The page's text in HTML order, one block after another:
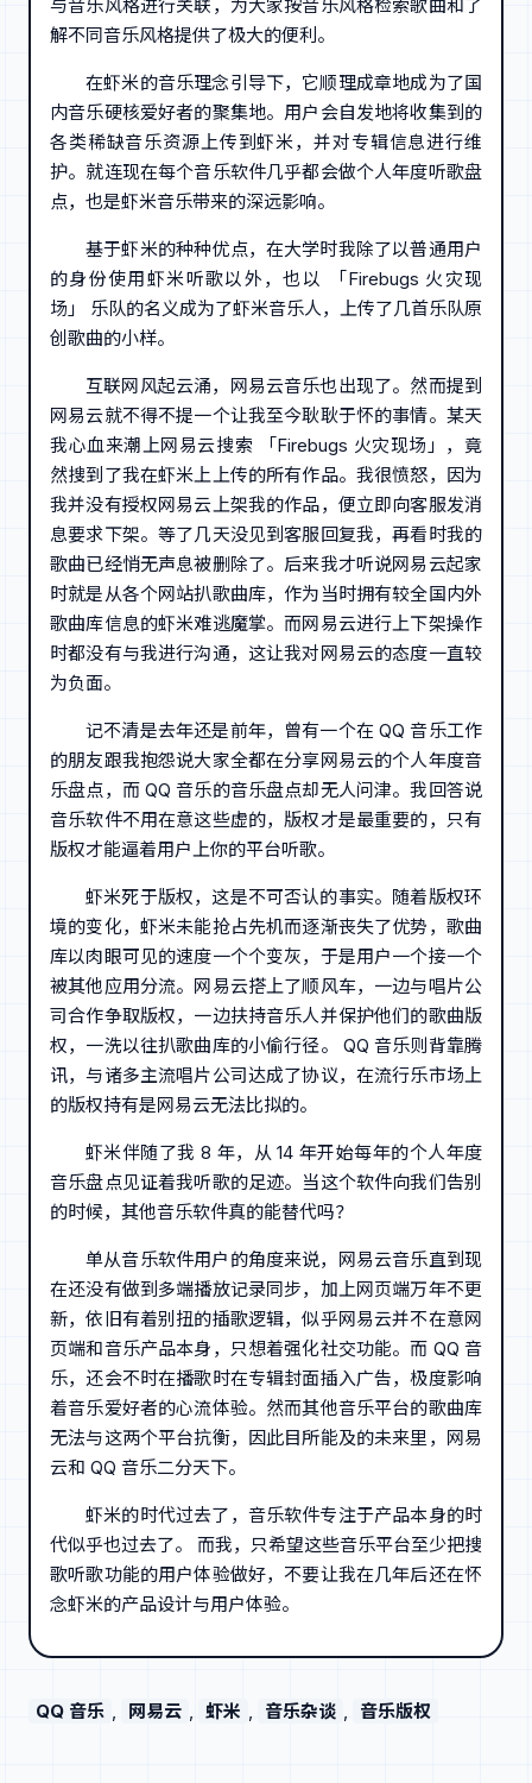
与音乐风格进行关联，为大家按音乐风格检索歌曲和了
解不同音乐风格提供了极大的便利。
在虾米的音乐理念引导下，它顺理成章地成为了国
内音乐硬核爱好者的聚集地。用户会自发地将收集到的
各类稀缺音乐资源上传到虾米，并对专辑信息进行维
护。就连现在每个音乐软件几乎都会做个人年度听歌盘
点，也是虾米音乐带来的深远影响。
基于虾米的种种优点，在大学时我除了以普通用户
的身份使用虾米听歌以外，也以 「Firebugs 火灾现
场」 乐队的名义成为了虾米音乐人，上传了几首乐队原
创歌曲的小样。
互联网风起云涌，网易云音乐也出现了。然而提到
网易云就不得不提一个让我至今耿耿于怀的事情。某天
我心血来潮上网易云搜索 「Firebugs 火灾现场」，竟
然搜到了我在虾米上上传的所有作品。我很愤怒，因为
我并没有授权网易云上架我的作品，便立即向客服发消
息要求下架。等了几天没见到客服回复我，再看时我的
歌曲已经悄无声息被删除了。后来我才听说网易云起家
时就是从各个网站扒歌曲库，作为当时拥有较全国内外
歌曲库信息的虾米难逃魔掌。而网易云进行上下架操作
时都没有与我进行沟通，这让我对网易云的态度一直较
为负面。
记不清是去年还是前年，曾有一个在 QQ 音乐工作
的朋友跟我抱怨说大家全都在分享网易云的个人年度音
乐盘点，而 QQ 音乐的音乐盘点却无人问津。我回答说
音乐软件不用在意这些虚的，版权才是最重要的，只有
版权才能逼着用户上你的平台听歌。
虾米死于版权，这是不可否认的事实。随着版权环
境的变化，虾米未能抢占先机而逐渐丧失了优势，歌曲
库以肉眼可见的速度一个个变灰，于是用户一个接一个
被其他应用分流。网易云搭上了顺风车，一边与唱片公
司合作争取版权，一边扶持音乐人并保护他们的歌曲版
权，一洗以往扒歌曲库的小偷行径。 QQ 音乐则背靠腾
讯，与诸多主流唱片公司达成了协议，在流行乐市场上
的版权持有是网易云无法比拟的。
虾米伴随了我 8 年，从 14 年开始每年的个人年度
音乐盘点见证着我听歌的足迹。当这个软件向我们告别
的时候，其他音乐软件真的能替代吗？
单从音乐软件用户的角度来说，网易云音乐直到现
在还没有做到多端播放记录同步，加上网页端万年不更
新，依旧有着别扭的插歌逻辑，似乎网易云并不在意网
页端和音乐产品本身，只想着强化社交功能。而 QQ 音
乐，还会不时在播歌时在专辑封面插入广告，极度影响
着音乐爱好者的心流体验。然而其他音乐平台的歌曲库
无法与这两个平台抗衡，因此目所能及的未来里，网易
云和 QQ 音乐二分天下。
虾米的时代过去了，音乐软件专注于产品本身的时
代似乎也过去了。 而我，只希望这些音乐平台至少把搜
歌听歌功能的用户体验做好，不要让我在几年后还在怀
念虾米的产品设计与用户体验。
QQ 音乐 网易云 虾米 音乐杂谈 音乐版权